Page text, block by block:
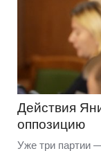
Действия
оппозицию
Уже три партии